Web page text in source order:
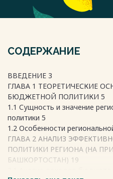
СОДЕРЖАНИЕ
ВВЕДЕНИЕ 3
ГЛАВА 1 ТЕОРЕТИЧЕСКИЕ
БЮДЖЕТНОЙ ПОЛИТИКИ 5
1.1 Сущность и значение
политики 5
1.2 Особенности
ГЛАВА 2 АНАЛИЗ
ПОЛИТИКИ РЕГИОНА (НА
БАШКОРТОСТАН) 19